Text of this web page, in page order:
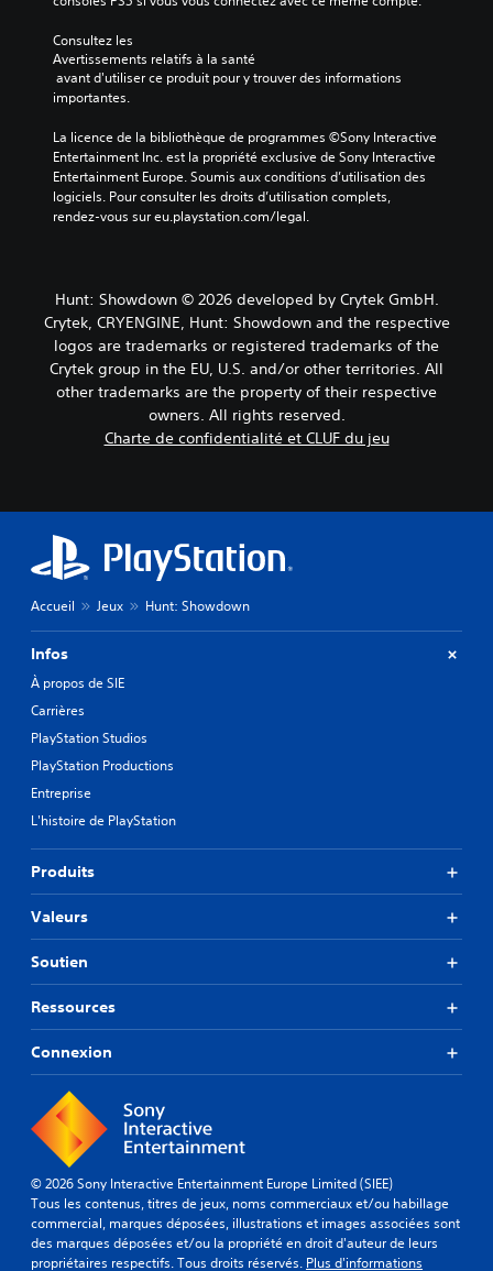
Consultez les
Avertissements relatifs à la santé
importantes.
La licence de la bibliothèque de programmes ©Sony Interactive
Entertainment Inc. est la propriété exclusive de Sony Interactive
Entertainment Europe. Soumis aux conditions d’utilisation des
logiciels. Pour consulter les droits d’utilisation complets,
rendez-vous sur eu.playstation.com/legal.
Hunt: Showdown © 2026 developed by Crytek GmbH.
Crytek, CRYENGINE, Hunt: Showdown and the respective
logos are trademarks or registered trademarks of the
Crytek group in the EU, U.S. and/or other territories. All
other trademarks are the property of their respective
owners. All rights reserved.
Charte de confidentialité et CLUF du jeu
Accueil Jeux Hunt: Showdown
Infos
À propos de SIE
Carrières
PlayStation Studios
PlayStation Productions
Entreprise
L'histoire de PlayStation
Produits
Valeurs
Soutien
Ressources
Connexion
© 2026 Sony Interactive Entertainment Europe Limited (SIEE)
Tous les contenus, titres de jeux, noms commerciaux et/ou habillage
commercial, marques déposées, illustrations et images associées sont
des marques déposées et/ou la propriété en droit d'auteur de leurs
propriétaires respectifs. Tous droits réservés. Plus d'informations